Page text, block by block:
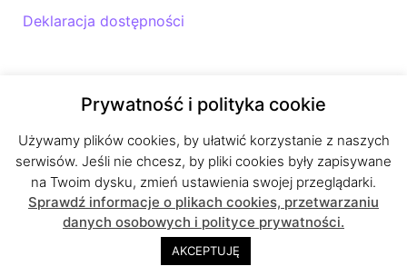
Deklaracja dostępności
Prywatność i polityka cookie
Używamy plików cookies, by ułatwić korzystanie z naszych
serwisów. Jeśli nie chcesz, by pliki cookies były zapisywane
na Twoim dysku, zmień ustawienia swojej przeglądarki.
Sprawdź informacje o plikach cookies, przetwarzaniu
danych osobowych i polityce prywatności.
AKCEPTUJĘ